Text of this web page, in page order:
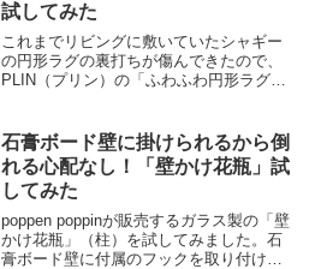
試してみた
これまでリビングに敷いていたシャギー
の円形ラグの裏打ちが傷んできたので、
PLIN（プリン）の「ふわふわ円形ラグマ
にウレタンが入っているのか、踏み心地
も気持ち良いです。おまけに軽くて安
い！
石膏ボード壁に掛けられるから倒
れる心配なし！「壁かけ花瓶」試
してみた
poppen poppinが販売するガラス製の「壁
かけ花瓶」（柱）を試してみました。石
膏ボード壁に付属のフックを取り付け